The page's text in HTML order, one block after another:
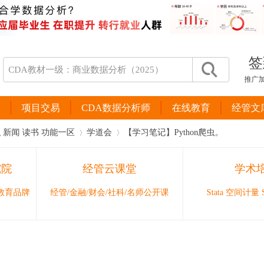
推广
项目交易 CDA数据分析师 在线教育 经管文
闻 读书 功能一区 学道会 【学习笔记】Python爬虫。
育品牌
经管云课堂
经管/金融/财会/社科/名师公开课
学术
Stata 空间计量